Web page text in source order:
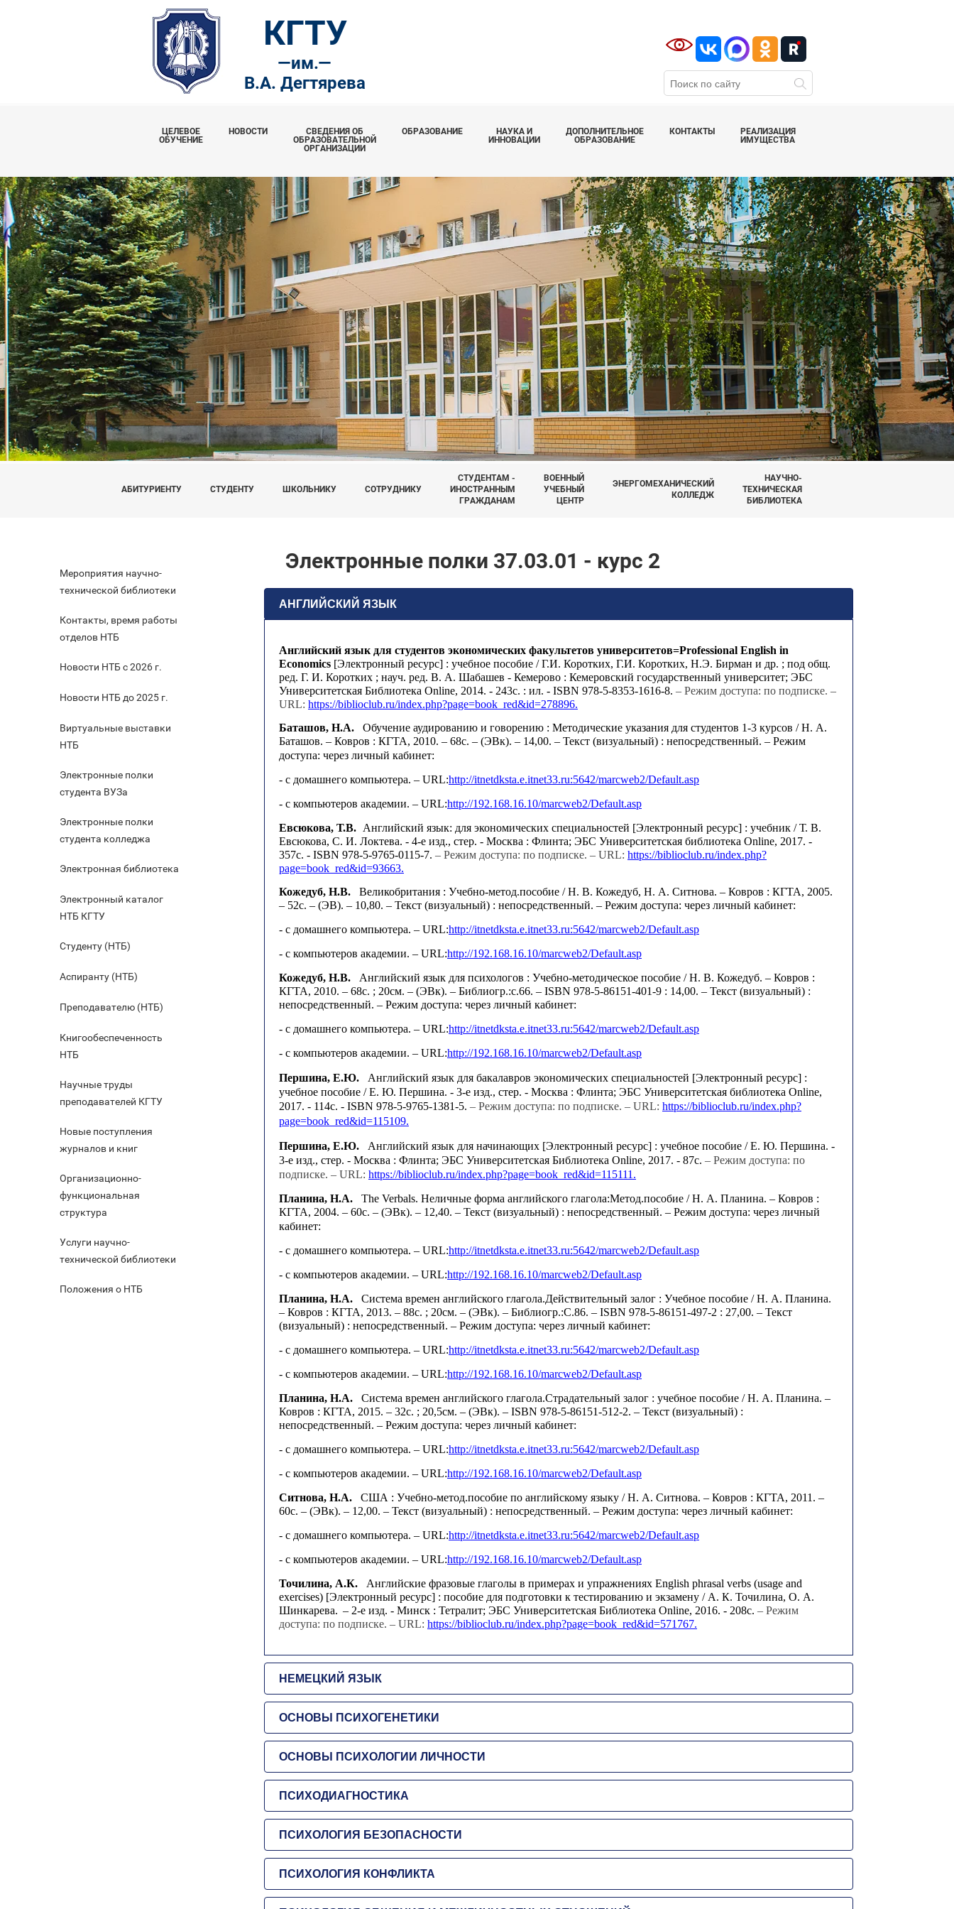
КГТУ
—им.—
В.А. Дегтярева
ЦЕЛЕВОЕ
ОБУЧЕНИЕ
НОВОСТИ
СВЕДЕНИЯ ОБ
ОБРАЗОВАТЕЛЬНОЙ
ОРГАНИЗАЦИИ
ОБРАЗОВАНИЕ
НАУКА И
ИННОВАЦИИ
ДОПОЛНИТЕЛЬНОЕ
ОБРАЗОВАНИЕ
КОНТАКТЫ
РЕАЛИЗАЦИЯ
ИМУЩЕСТВА
АБИТУРИЕНТУ СТУДЕНТУ ШКОЛЬНИКУ СОТРУДНИКУ
СТУДЕНТАМ -
ИНОСТРАННЫМ
ГРАЖДАНАМ
ВОЕННЫЙ
УЧЕБНЫЙ
ЦЕНТР
ЭНЕРГОМЕХАНИЧЕСКИЙ
КОЛЛЕДЖ
НАУЧНО-
ТЕХНИЧЕСКАЯ
БИБЛИОТЕКА
Мероприятия научно-
технической библиотеки
Контакты, время работы
отделов НТБ
Новости НТБ с 2026 г.
Новости НТБ до 2025 г.
Виртуальные выставки
НТБ
Электронные полки
студента ВУЗа
Электронные полки
студента колледжа
Электронная библиотека
Электронный каталог
НТБ КГТУ
Студенту (НТБ)
Аспиранту (НТБ)
Преподавателю (НТБ)
Книгообеспеченность
НТБ
Научные труды
преподавателей КГТУ
Новые поступления
журналов и книг
Организационно-
функциональная
структура
Услуги научно-
технической библиотеки
Положения о НТБ
Электронные полки 37.03.01 - курс 2
АНГЛИЙСКИЙ ЯЗЫК
Английский язык для студентов экономических факультетов университетов=Professional English in
Economics [Электронный ресурс] : учебное пособие / Г.И. Коротких, Г.И. Коротких, Н.Э. Бирман и др. ; под общ.
ред. Г. И. Коротких ; науч. ред. В. А. Шабашев - Кемерово : Кемеровский государственный университет; ЭБС
Университетская Библиотека Online, 2014. - 243с. : ил. - ISBN 978-5-8353-1616-8. – Режим доступа: по подписке. –
URL: https://biblioclub.ru/index.php?page=book_red&id=278896.
Баташов, Н.А. Обучение аудированию и говорению : Методические указания для студентов 1-3 курсов / Н. А.
Баташов. – Ковров : КГТА, 2010. – 68с. – (ЭВк). – 14,00. – Текст (визуальный) : непосредственный. – Режим
доступа: через личный кабинет:
- с домашнего компьютера. – URL:http://itnetdksta.e.itnet33.ru:5642/marcweb2/Default.asp
- с компьютеров академии. – URL:http://192.168.16.10/marcweb2/Default.asp
Евсюкова, Т.В. Английский язык: для экономических специальностей [Электронный ресурс] : учебник / Т. В.
Евсюкова, С. И. Локтева. - 4-е изд., стер. - Москва : Флинта; ЭБС Университетская библиотека Online, 2017. -
357с. - ISBN 978-5-9765-0115-7. – Режим доступа: по подписке. – URL: https://biblioclub.ru/index.php?
page=book_red&id=93663.
Кожедуб, Н.В. Великобритания : Учебно-метод.пособие / Н. В. Кожедуб, Н. А. Ситнова. – Ковров : КГТА, 2005.
– 52с. – (ЭВ). – 10,80. – Текст (визуальный) : непосредственный. – Режим доступа: через личный кабинет:
- с домашнего компьютера. – URL:http://itnetdksta.e.itnet33.ru:5642/marcweb2/Default.asp
- с компьютеров академии. – URL:http://192.168.16.10/marcweb2/Default.asp
Кожедуб, Н.В. Английский язык для психологов : Учебно-методическое пособие / Н. В. Кожедуб. – Ковров :
КГТА, 2010. – 68с. ; 20см. – (ЭВк). – Библиогр.:с.66. – ISBN 978-5-86151-401-9 : 14,00. – Текст (визуальный) :
непосредственный. – Режим доступа: через личный кабинет:
- с домашнего компьютера. – URL:http://itnetdksta.e.itnet33.ru:5642/marcweb2/Default.asp
- с компьютеров академии. – URL:http://192.168.16.10/marcweb2/Default.asp
Першина, Е.Ю. Английский язык для бакалавров экономических специальностей [Электронный ресурс] :
учебное пособие / Е. Ю. Першина. - 3-е изд., стер. - Москва : Флинта; ЭБС Университетская библиотека Online,
2017. - 114с. - ISBN 978-5-9765-1381-5. – Режим доступа: по подписке. – URL: https://biblioclub.ru/index.php?
page=book_red&id=115109.
Першина, Е.Ю. Английский язык для начинающих [Электронный ресурс] : учебное пособие / Е. Ю. Першина. -
3-е изд., стер. - Москва : Флинта; ЭБС Университетская Библиотека Online, 2017. - 87с. – Режим доступа: по
подписке. – URL: https://biblioclub.ru/index.php?page=book_red&id=115111.
Планина, Н.А. The Verbals. Неличные форма английского глагола:Метод.пособие / Н. А. Планина. – Ковров :
КГТА, 2004. – 60с. – (ЭВк). – 12,40. – Текст (визуальный) : непосредственный. – Режим доступа: через личный
кабинет:
- с домашнего компьютера. – URL:http://itnetdksta.e.itnet33.ru:5642/marcweb2/Default.asp
- с компьютеров академии. – URL:http://192.168.16.10/marcweb2/Default.asp
Планина, Н.А. Система времен английского глагола.Действительный залог : Учебное пособие / Н. А. Планина.
– Ковров : КГТА, 2013. – 88с. ; 20см. – (ЭВк). – Библиогр.:С.86. – ISBN 978-5-86151-497-2 : 27,00. – Текст
(визуальный) : непосредственный. – Режим доступа: через личный кабинет:
- с домашнего компьютера. – URL:http://itnetdksta.e.itnet33.ru:5642/marcweb2/Default.asp
- с компьютеров академии. – URL:http://192.168.16.10/marcweb2/Default.asp
Планина, Н.А. Система времен английского глагола.Страдательный залог : учебное пособие / Н. А. Планина. –
Ковров : КГТА, 2015. – 32с. ; 20,5см. – (ЭВк). – ISBN 978-5-86151-512-2. – Текст (визуальный) :
непосредственный. – Режим доступа: через личный кабинет:
- с домашнего компьютера. – URL:http://itnetdksta.e.itnet33.ru:5642/marcweb2/Default.asp
- с компьютеров академии. – URL:http://192.168.16.10/marcweb2/Default.asp
Ситнова, Н.А. США : Учебно-метод.пособие по английскому языку / Н. А. Ситнова. – Ковров : КГТА, 2011. –
60с. – (ЭВк). – 12,00. – Текст (визуальный) : непосредственный. – Режим доступа: через личный кабинет:
- с домашнего компьютера. – URL:http://itnetdksta.e.itnet33.ru:5642/marcweb2/Default.asp
- с компьютеров академии. – URL:http://192.168.16.10/marcweb2/Default.asp
Точилина, А.К. Английские фразовые глаголы в примерах и упражнениях English phrasal verbs (usage and
exercises) [Электронный ресурс] : пособие для подготовки к тестированию и экзамену / А. К. Точилина, О. А.
Шинкарева. – 2-е изд. - Минск : Тетралит; ЭБС Университетская Библиотека Online, 2016. - 208с. – Режим
доступа: по подписке. – URL: https://biblioclub.ru/index.php?page=book_red&id=571767.
НЕМЕЦКИЙ ЯЗЫК
ОСНОВЫ ПСИХОГЕНЕТИКИ
ОСНОВЫ ПСИХОЛОГИИ ЛИЧНОСТИ
ПСИХОДИАГНОСТИКА
ПСИХОЛОГИЯ БЕЗОПАСНОСТИ
ПСИХОЛОГИЯ КОНФЛИКТА